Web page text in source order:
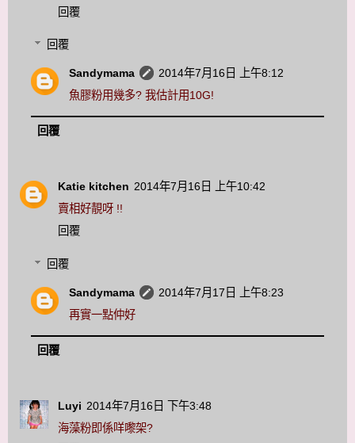
回覆
回覆
Sandymama
2014年7月16日 上午8:12
魚膠粉用幾多? 我估計用10G!
回覆
Katie kitchen 2014年7月16日 上午10:42
賣相好靚呀 !!
回覆
回覆
Sandymama
2014年7月17日 上午8:23
再實一點仲好
回覆
Luyi 2014年7月16日 下午3:48
海藻粉即係咩嚟架?